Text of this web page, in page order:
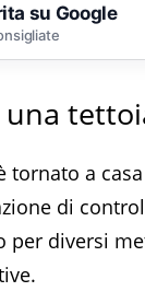
su Google
tornato a
di
diversi